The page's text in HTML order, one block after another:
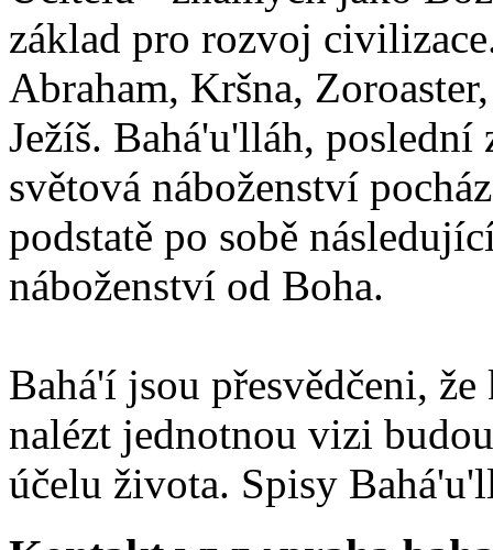
základ pro rozvoj
Abraham, Kršna,
Ježíš. Bahá'u'lláh,
světová náboženství
podstatě po sobě
náboženství od Boha.
Bahá'í jsou přesvědčeni,
nalézt jednotnou vizi
účelu života. Spisy